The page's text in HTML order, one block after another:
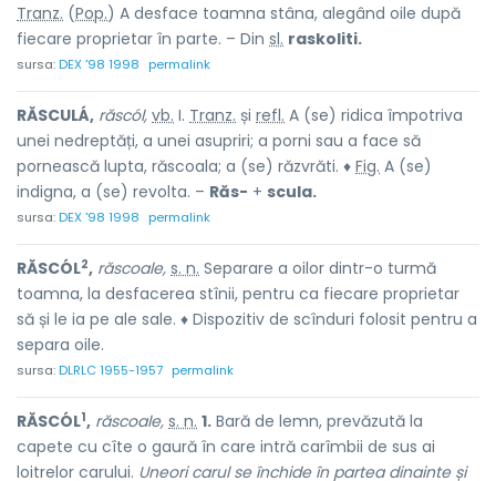
Tranz. (Pop.) A desface toamna stâna, alegând oile după
fiecare proprietar în parte. – Din sl. raskoliti.
sursa:DEX '98 1998 permalink
RĂSCULÁ, răscól, vb. I. Tranz. și refl. A (se) ridica împotriva
unei nedreptăți, a unei asupriri; a porni sau a face să
pornească lupta, răscoala; a (se) răzvrăti. ♦ Fig. A (se)
indigna, a (se) revolta. – Răs- + scula.
sursa:DEX '98 1998 permalink
RĂSCÓL2, răscoale, s. n. Separare a oilor dintr-o turmă
toamna, la desfacerea stînii, pentru ca fiecare proprietar
să și le ia pe ale sale. ♦ Dispozitiv de scînduri folosit pentru a
separa oile.
sursa:DLRLC 1955-1957 permalink
RĂSCÓL1, răscoale, s. n. 1. Bară de lemn, prevăzută la
capete cu cîte o gaură în care intră carîmbii de sus ai
loitrelor carului. Uneori carul se închide în partea dinainte și